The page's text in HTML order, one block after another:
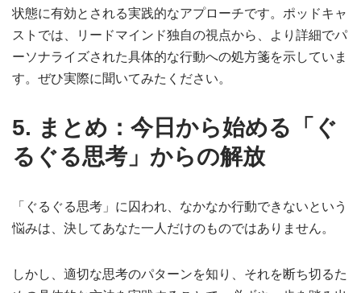
状態に有効とされる実践的なアプローチです。ポッドキャ
ストでは、リードマインド独自の視点から、より詳細でパ
ーソナライズされた具体的な行動への処方箋を示していま
す。ぜひ実際に聞いてみたください。
5. まとめ：今日から始める「ぐ
るぐる思考」からの解放
「ぐるぐる思考」に囚われ、なかなか行動できないという
悩みは、決してあなた一人だけのものではありません。
しかし、適切な思考のパターンを知り、それを断ち切るた